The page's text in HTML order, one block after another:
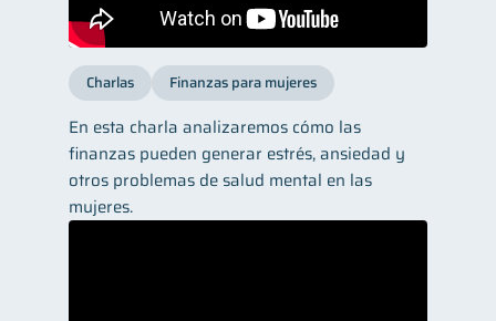
Charlas Finanzas para mujeres
En esta charla analizaremos cómo las
finanzas pueden generar estrés, ansiedad y
otros problemas de salud mental en las
mujeres.